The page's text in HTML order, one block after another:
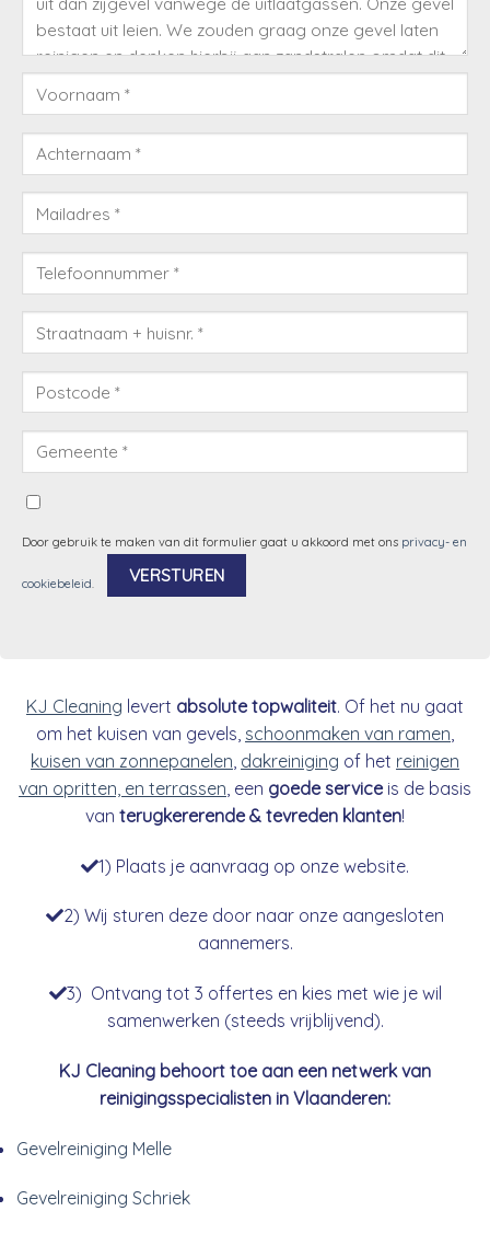
Door gebruik te maken van dit formulier gaat u akkoord met ons privacy- en
cookiebeleid.
KJ Cleaning levert absolute topwaliteit. Of het nu gaat
om het kuisen van gevels, schoonmaken van ramen
kuisen van zonnepanelen dakreiniging of het reinigen
van opritten, en terrassen , een goede serviceis de basis
van terugkererende & tevreden klanten!
1) Plaats je aanvraag op onze website.
2) Wij sturen deze door naar onze aangesloten
aannemers.
3) Ontvang tot 3 offertes en kies met wie je wil
samenwerken (steeds vrijblijvend).
KJ Cleaning behoort toe aan een netwerk van
reinigingsspecialisten in Vlaanderen:
Gevelreiniging Melle
Gevelreiniging Schriek